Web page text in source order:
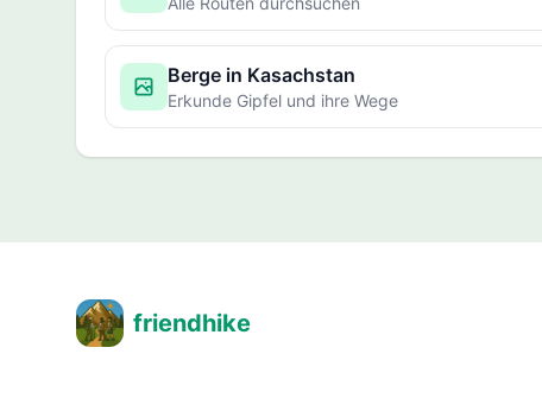
Berge in Kasachstan
Erkunde Gipfel und ihre Wege
friendhike